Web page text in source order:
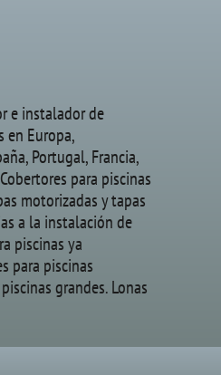
e instalador de
en Europa,
Portugal, Francia,
para piscinas
motorizadas y tapas
a la instalación de
piscinas ya
para piscinas
grandes. Lonas